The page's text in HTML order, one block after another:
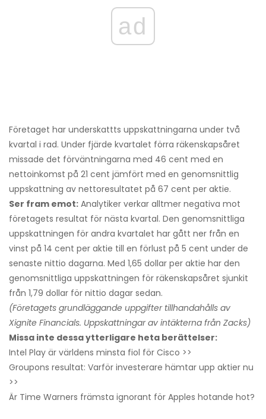
ad
Företaget har underskattts uppskattningarna under två
kvartal i rad. Under fjärde kvartalet förra räkenskapsåret
missade det förväntningarna med 46 cent med en
nettoinkomst på 21 cent jämfört med en genomsnittlig
uppskattning av nettoresultatet på 67 cent per aktie.
Ser fram emot: Analytiker verkar alltmer negativa mot
företagets resultat för nästa kvartal. Den genomsnittliga
uppskattningen för andra kvartalet har gått ner från en
vinst på 14 cent per aktie till en förlust på 5 cent under de
senaste nittio dagarna. Med 1,65 dollar per aktie har den
genomsnittliga uppskattningen för räkenskapsåret sjunkit
från 1,79 dollar för nittio dagar sedan.
(Företagets grundläggande uppgifter tillhandahålls av
Xignite Financials. Uppskattningar av intäkterna från Zacks)
Missa inte dessa ytterligare heta berättelser:
Intel Play är världens minsta fiol för Cisco >>
Groupons resultat: Varför investerare hämtar upp aktier nu
>>
Är Time Warners främsta ignorant för Apples hotande hot?